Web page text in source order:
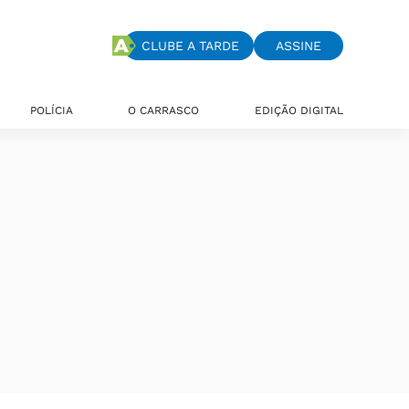
CLUBE A TARDE ASSINE
POLÍCIA O CARRASCO EDIÇÃO DIGITAL